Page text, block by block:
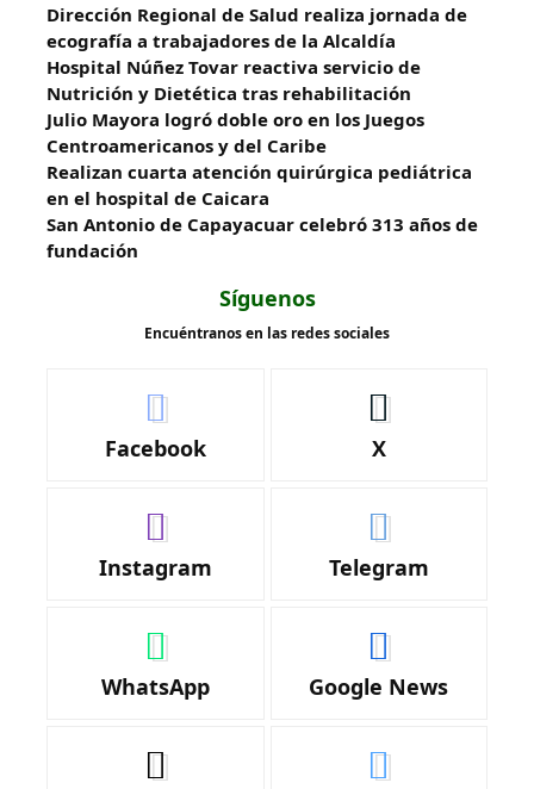
‎Dirección Regional de Salud realiza jornada de
ecografía a trabajadores de la Alcaldía
Hospital Núñez Tovar reactiva servicio de
Nutrición y Dietética tras rehabilitación
Julio Mayora logró doble oro en los Juegos
Centroamericanos y del Caribe
Realizan cuarta atención quirúrgica pediátrica
en el hospital de Caicara
San Antonio de Capayacuar celebró 313 años de
fundación
Síguenos
Encuéntranos en las redes sociales
Facebook X
Instagram Telegram
WhatsApp Google News